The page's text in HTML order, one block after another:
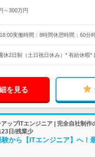
～300万円
実働時間：8時間休憩時間：60分
休2日制（土日祝日休み）* 有給休暇*
を見る
ップITエンジニア | 完全自社制
日/残業少
から【ITエンジニア】へ！